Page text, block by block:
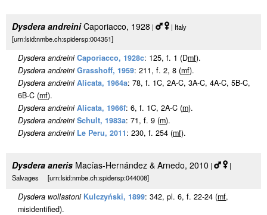
Dysdera andreiniCaporiacco, 1928 |
| Italy
[urn:lsid:nmbe.ch:spidersp:004351]
Dysdera andreini Caporiacco, 1928c: 125, f. 1 (Dmf).
Dysdera andreini Grasshoff, 1959: 211, f. 2, 8 (mf).
Dysdera andreini Alicata, 1964a: 78, f. 1C, 2A-C, 3A-C, 4A-C, 5B-C,
6B-C (mf).
Dysdera andreini Alicata, 1966f: 6, f. 1C, 2A-C (m).
Dysdera andreini Schult, 1983a: 71, f. 9 (m).
Dysdera andreini Le Peru, 2011: 230, f. 254 (mf).
Dysdera aneris Macías-Hernández & Arnedo, 2010 |
|
Salvages [urn:lsid:nmbe.ch:spidersp:044008]
Dysdera wollastoni Kulczyński, 1899: 342, pl. 6, f. 22-24 (mf,
misidentified).